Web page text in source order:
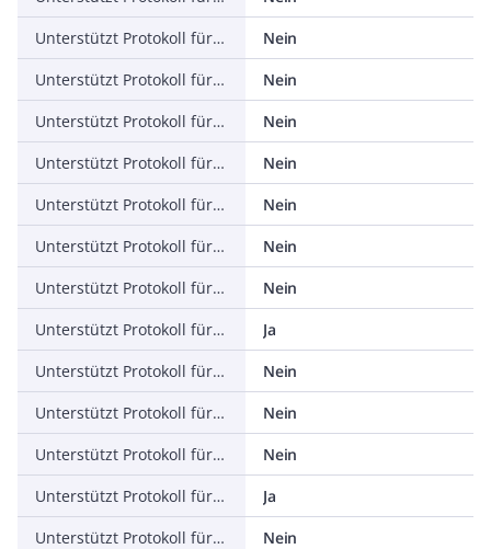
Unterstützt Protokoll für ASI
Nein
Unterstützt Protokoll für KNX
Nein
Unterstützt Protokoll für Modbus
Nein
Unterstützt Protokoll für Data-Highway
Nein
Unterstützt Protokoll für DeviceNet
Nein
Unterstützt Protokoll für SUCONET
Nein
Unterstützt Protokoll für LON
Nein
Unterstützt Protokoll für PROFINET IO
Ja
Unterstützt Protokoll für PROFINET CBA
Nein
Unterstützt Protokoll für SERCOS
Nein
Unterstützt Protokoll für Foundation Fieldbus
Nein
Unterstützt Protokoll für EtherNet/IP
Ja
Unterstützt Protokoll für AS-Interface Safety at Work
Nein